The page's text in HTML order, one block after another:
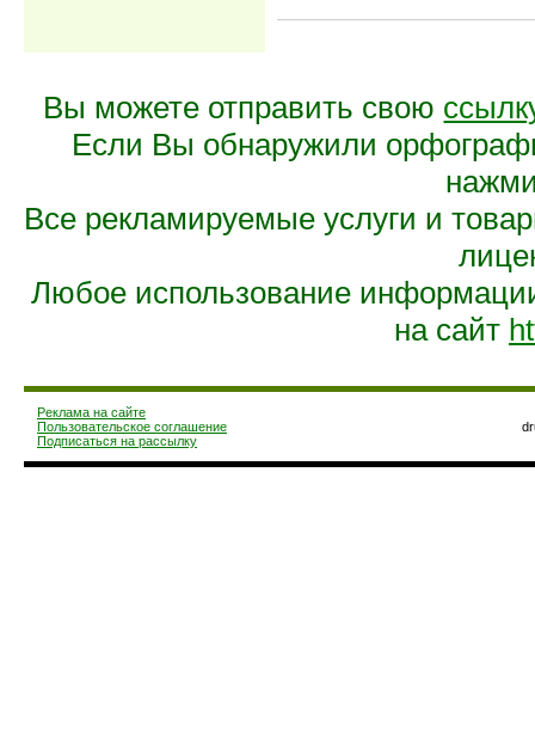
Вы можете отправить свою
Если Вы обнаружили
Все рекламируемые услуги и
Любое использование
на сайт
Реклама на сайте
Пользовательское соглашение
Подписаться на рассылку